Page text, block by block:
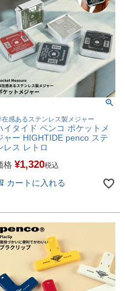
在感あるステンレス製メジャー
イタイド ペンコ ポケットメ
ャー HIGHTIDE penco ステ
レス レトロ
格 ¥1,320税込
カートに入れる